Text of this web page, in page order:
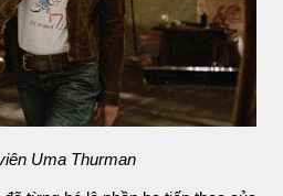
Uma Thurman